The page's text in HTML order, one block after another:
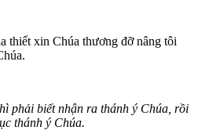
thiết xin Chúa thương đỡ nâng tôi
phải biết nhận ra thánh ý Chúa, rồi
thánh ý Chúa.